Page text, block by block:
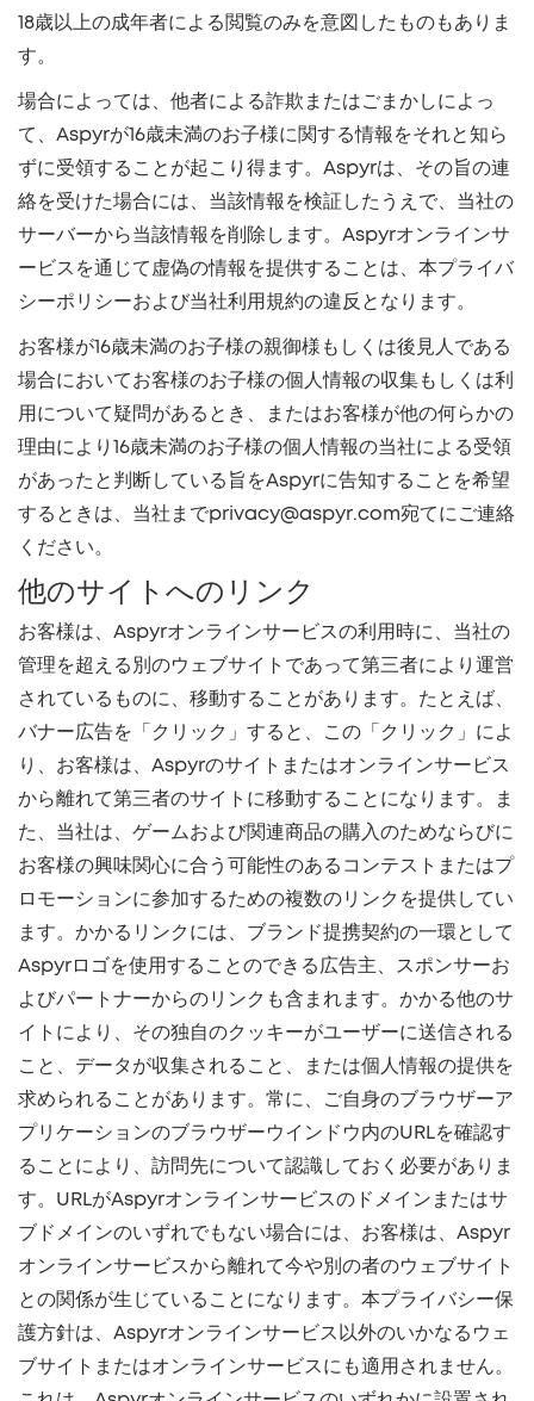
18歳以上の成年者による閲覧のみを意図したものもありま
す。
場合によっては、他者による詐欺またはごまかしによっ
て、Aspyrが16歳未満のお子様に関する情報をそれと知ら
ずに受領することが起こり得ます。Aspyrは、その旨の連
絡を受けた場合には、当該情報を検証したうえで、当社の
サーバーから当該情報を削除します。Aspyrオンラインサ
ービスを通じて虚偽の情報を提供することは、本プライバ
シーポリシーおよび当社利用規約の違反となります。
お客様が16歳未満のお子様の親御様もしくは後見人である
場合においてお客様のお子様の個人情報の収集もしくは利
用について疑問があるとき、またはお客様が他の何らかの
理由により16歳未満のお子様の個人情報の当社による受領
があったと判断している旨をAspyrに告知することを希望
するときは、当社までprivacy@aspyr.com宛てにご連絡
ください。
他のサイトへのリンク
お客様は、Aspyrオンラインサービスの利用時に、当社の
管理を超える別のウェブサイトであって第三者により運営
されているものに、移動することがあります。たとえば、
バナー広告を「クリック」すると、この「クリック」によ
り、お客様は、Aspyrのサイトまたはオンラインサービス
から離れて第三者のサイトに移動することになります。ま
た、当社は、ゲームおよび関連商品の購入のためならびに
お客様の興味関心に合う可能性のあるコンテストまたはプ
ロモーションに参加するための複数のリンクを提供してい
ます。かかるリンクには、ブランド提携契約の一環として
Aspyrロゴを使用することのできる広告主、スポンサーお
よびパートナーからのリンクも含まれます。かかる他のサ
イトにより、その独自のクッキーがユーザーに送信される
こと、データが収集されること、または個人情報の提供を
求められることがあります。常に、ご自身のブラウザーア
プリケーションのブラウザーウインドウ内のURLを確認す
ることにより、訪問先について認識しておく必要がありま
す。URLがAspyrオンラインサービスのドメインまたはサ
ブドメインのいずれでもない場合には、お客様は、Aspyr
オンラインサービスから離れて今や別の者のウェブサイト
との関係が生じていることになります。本プライバシー保
護方針は、Aspyrオンラインサービス以外のいかなるウェ
ブサイトまたはオンラインサービスにも適用されません。